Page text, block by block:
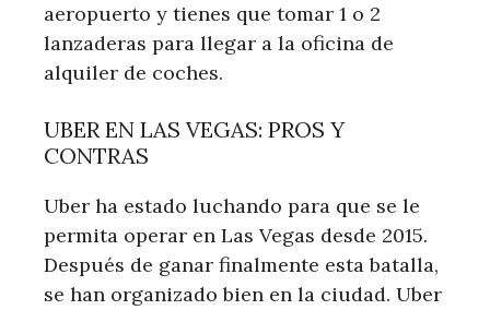
aeropuerto y tienes que tomar 1 o 2
lanzaderas para llegar a la oficina de
alquiler de coches.
UBER EN LAS VEGAS: PROS Y
CONTRAS
Uber ha estado luchando para que se le
permita operar en Las Vegas desde 2015.
Después de ganar finalmente esta batalla,
se han organizado bien en la ciudad. Uber